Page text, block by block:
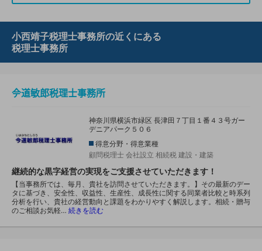
小西靖子税理士事務所の近くにある
税理士事務所
𫝆道敏郎税理士事務所
神奈川県横浜市緑区 長津田７丁目１番４３号ガー
デニアパーク５０６
得意分野・得意業種
顧問税理士 会社設立 相続税 建設・建築
継続的な黒字経営の実現をご支援させていただきます！
【当事務所では、毎月、貴社を訪問させていただきます。】その最新のデー
タに基づき、安全性、収益性、生産性、成長性に関する同業者比較と時系列
分析を行い、貴社の経営動向と課題をわかりやすく解説します。相続・贈与
のご相談お気軽… 続きを読む